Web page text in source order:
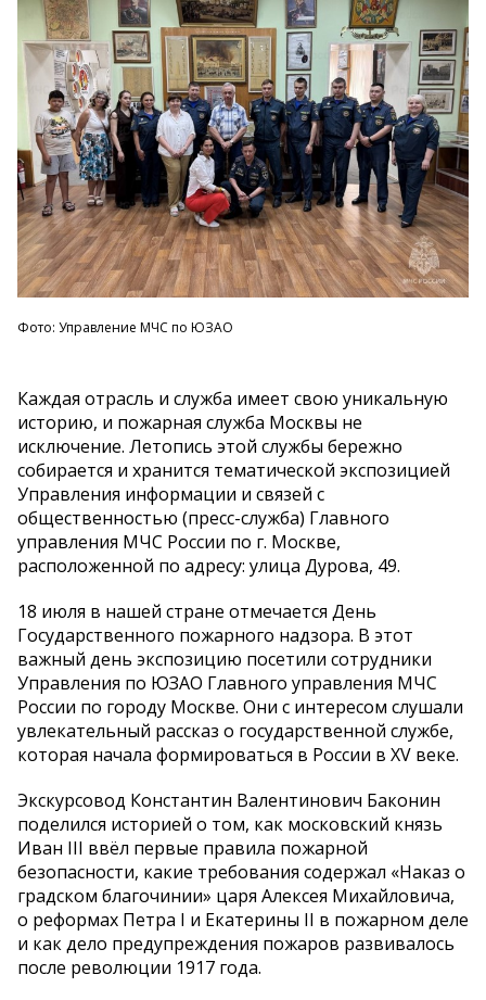
Фото: Управление МЧС по ЮЗАО
Каждая отрасль и служба имеет свою уникальную
историю, и пожарная служба Москвы не
исключение. Летопись этой службы бережно
собирается и хранится тематической экспозицией
Управления информации и связей с
общественностью (пресс-служба) Главного
управления МЧС России по г. Москве,
расположенной по адресу: улица Дурова, 49.
18 июля в нашей стране отмечается День
Государственного пожарного надзора. В этот
важный день экспозицию посетили сотрудники
Управления по ЮЗАО Главного управления МЧС
России по городу Москве. Они с интересом слушали
увлекательный рассказ о государственной службе,
которая начала формироваться в России в XV веке.
Экскурсовод Константин Валентинович Баконин
поделился историей о том, как московский князь
Иван III ввёл первые правила пожарной
безопасности, какие требования содержал «Наказ о
градском благочинии» царя Алексея Михайловича,
о реформах Петра I и Екатерины II в пожарном деле
и как дело предупреждения пожаров развивалось
после революции 1917 года.